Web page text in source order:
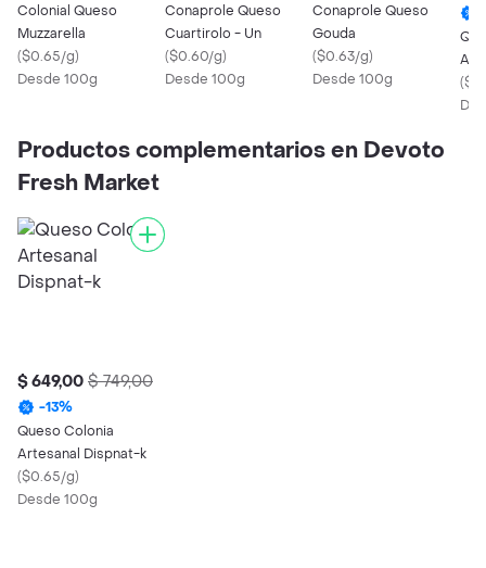
Colonial Queso
Muzzarella
($0.65/g)
Desde 100g
Conaprole Queso
Cuartirolo - Un
($0.60/g)
Desde 100g
Conaprole Queso
Gouda
($0.63/g)
Desde 100g
(
Productos complementarios en Devoto
Fresh Market
$ 649,00 $ 749,00
-13%
Queso Colonia
Artesanal Dispnat-k
($0.65/g)
Desde 100g